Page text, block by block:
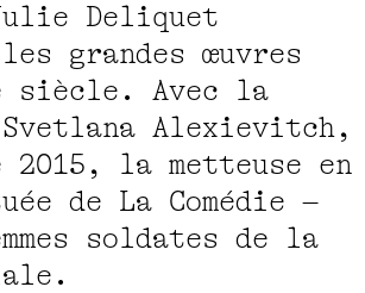
Deliquet
grandes œuvres
siècle. Avec la
Alexievitch,
la metteuse en
de La Comédie –
soldates de la